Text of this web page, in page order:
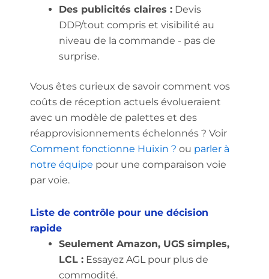
Des publicités claires :Devis
DDP/tout compris et visibilité au
niveau de la commande - pas de
surprise.
Vous êtes curieux de savoir comment vos
coûts de réception actuels évolueraient
avec un modèle de palettes et des
réapprovisionnements échelonnés ? Voir
Comment fonctionne Huixin ? ou parler à
notre équipe pour une comparaison voie
par voie.
Liste de contrôle pour une décision
rapide
Seulement Amazon, UGS simples,
LCL :Essayez AGL pour plus de
commodité.